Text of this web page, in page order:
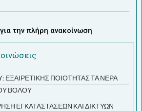
την πλήρη ανακοίνωση
ΕΞΑΙΡΕΤΙΚΗΣ ΠΟΙΟΤΗΤΑΣ ΤΑ ΝΕΡΑ
ΒΟΛΟΥ
ΕΓΚΑΤΑΣΤΑΣΕΩΝ ΚΑΙ ΔΙΚΤΥΩΝ